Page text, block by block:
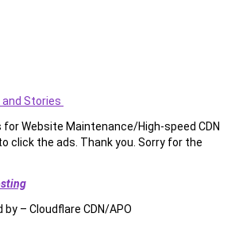
and Stories
for Website Maintenance/High-speed CDN
click the ads. Thank you. Sorry for the
– Cloudflare CDN/APO